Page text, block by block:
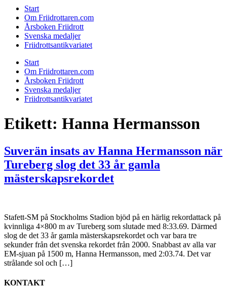
Start
Om Friidrottaren.com
Årsboken Friidrott
Svenska medaljer
Friidrottsantikvariatet
Start
Om Friidrottaren.com
Årsboken Friidrott
Svenska medaljer
Friidrottsantikvariatet
Etikett: Hanna Hermansson
Suverän insats av Hanna Hermansson när
Tureberg slog det 33 år gamla
mästerskapsrekordet
Stafett-SM på Stockholms Stadion bjöd på en härlig rekordattack på
kvinnliga 4×800 m av Tureberg som slutade med 8:33.69. Därmed
slog de det 33 år gamla mästerskapsrekordet och var bara tre
sekunder från det svenska rekordet från 2000. Snabbast av alla var
EM-sjuan på 1500 m, Hanna Hermansson, med 2:03.74. Det var
strålande sol och […]
KONTAKT